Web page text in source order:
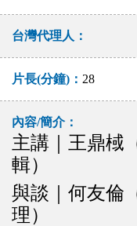
台灣代理人：
片長(分鐘)： 28
內容/簡介：
主講｜王鼎棫
輯）
與談｜何友倫
理）